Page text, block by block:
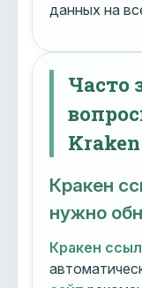
данных на
Часто
Kraken
Кракен
нужно
Кракен